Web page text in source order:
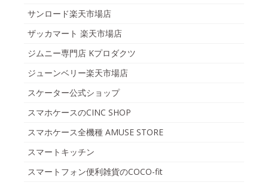
サンロード楽天市場店
ザッカマート 楽天市場店
ジムニー専門店 Kプロダクツ
ジューンベリー楽天市場店
スケーター公式ショップ
スマホケースのCINC SHOP
スマホケース全機種 AMUSE STORE
スマートキッチン
スマートフォン便利雑貨のCOCO-fit